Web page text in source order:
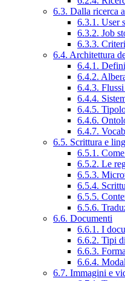
6.3. Dalla ricerca
6.3.1. User
6.3.2. Job
6.3.3.
6.4. Architettura
6.4.1.
6.4.2.
6.4.3.
6.4.4.
6.4.5.
6.4.6.
6.4.7.
6.5. Scrittura e
6.5.1.
6.5.2. Le
6.5.3.
6.5.4.
6.5.5.
6.5.6.
6.6. Documenti
6.6.1. I
6.6.2. Tipi
6.6.3.
6.6.4.
6.7. Immagini e